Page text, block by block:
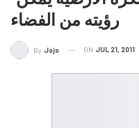
رؤيته من الفضاء
By Jojo ON JUL 21, 2011